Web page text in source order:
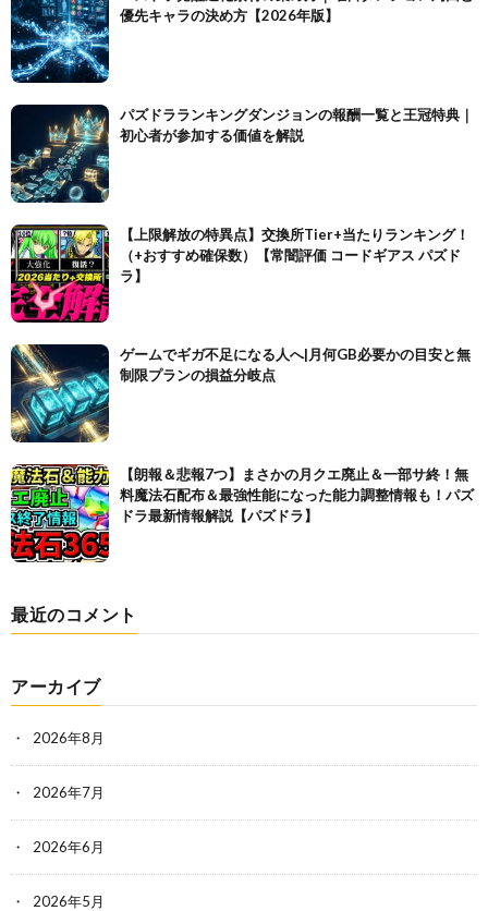
優先キャラの決め方【2026年版】
パズドラランキングダンジョンの報酬一覧と王冠特典｜
初心者が参加する価値を解説
【上限解放の特異点】交換所Tier+当たりランキング！
（+おすすめ確保数）【常闇評価 コードギアス パズド
ラ】
ゲームでギガ不足になる人へ|月何GB必要かの目安と無
制限プランの損益分岐点
【朗報＆悲報7つ】まさかの月クエ廃止＆一部サ終！無
料魔法石配布＆最強性能になった能力調整情報も！パズ
ドラ最新情報解説【パズドラ】
最近のコメント
アーカイブ
2026年8月
2026年7月
2026年6月
2026年5月